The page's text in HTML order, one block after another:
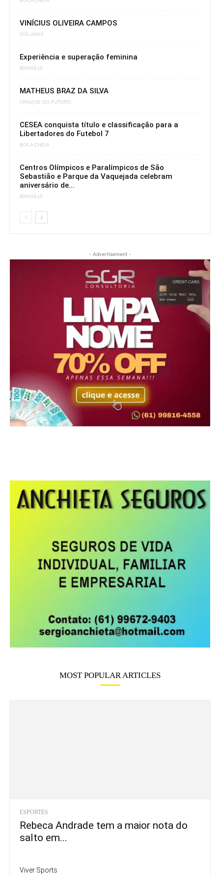
VINÍCIUS OLIVEIRA CAMPOS
COLUNAS
Experiência e superação feminina
BRASÍLIA
MATHEUS BRAZ DA SILVA
CRAQUE DO FUTURO
CESEA conquista título e classificação para a
Libertadores do Futebol 7
BOLA CHEIA
Centros Olímpicos e Paralímpicos de São
Sebastião e Parque da Vaquejada celebram
aniversário de...
BRASÍLIA
- Advertisement -
MOST POPULAR ARTICLES
ESPORTES
Rebeca Andrade tem a maior nota do
salto em...
Viver Sports